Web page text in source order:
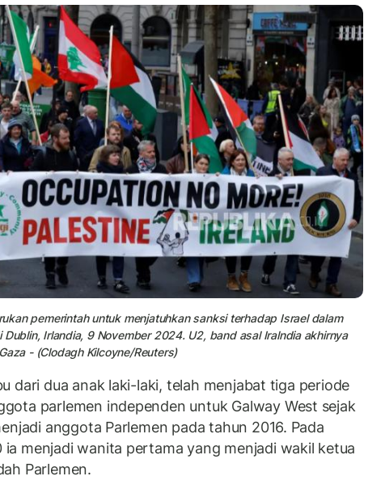
pemerintah untuk menjatuhkan sanksi terhadap Israel dalam
Dublin, Irlandia, 9 November 2024. U2, band asal Iralndia akhirnya
- (Clodagh Kilcoyne/Reuters)
dari dua anak laki-laki, telah menjabat tiga periode
parlemen independen untuk Galway West sejak
anggota Parlemen pada tahun 2016. Pada
ia menjadi wanita pertama yang menjadi wakil ketua
Parlemen.